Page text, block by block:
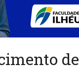
de